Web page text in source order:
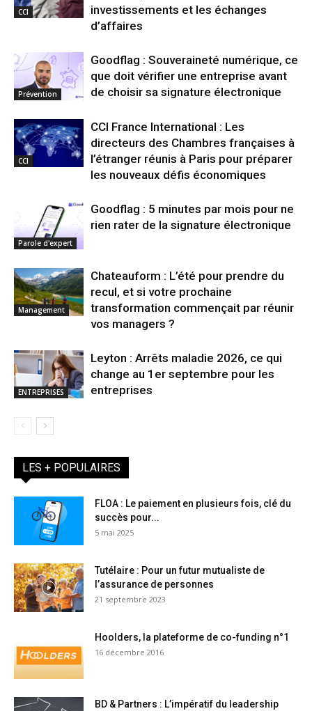
CCI
investissements et les échanges
d’affaires
Prévention
Goodflag : Souveraineté numérique, ce
que doit vérifier une entreprise avant
de choisir sa signature électronique
CCI
CCI France International : Les
directeurs des Chambres françaises à
l’étranger réunis à Paris pour préparer
les nouveaux défis économiques
Parole d'expert
Goodflag : 5 minutes par mois pour ne
rien rater de la signature électronique
Management
Chateauform : L’été pour prendre du
recul, et si votre prochaine
transformation commençait par réunir
vos managers ?
ENTREPRISES
Leyton : Arrêts maladie 2026, ce qui
change au 1er septembre pour les
entreprises
LES + POPULAIRES
FLOA : Le paiement en plusieurs fois, clé du
succès pour...
5 mai 2025
Tutélaire : Pour un futur mutualiste de
l’assurance de personnes
21 septembre 2023
Hoolders, la plateforme de co-funding n°1
16 décembre 2016
BD & Partners : L’impératif du leadership